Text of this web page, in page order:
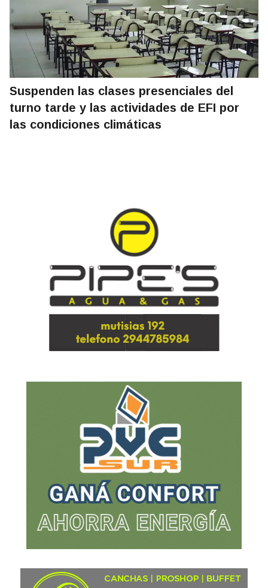
Suspenden las clases presenciales del
turno tarde y las actividades de EFI por
las condiciones climáticas